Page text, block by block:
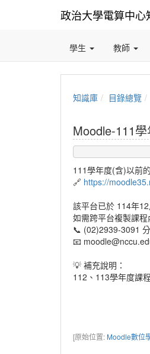
政治大學電算中心
學生 教師
知識庫 目錄總覽
Moodle-111
111學年度(含)以前
🔗 https://
該平台已於 114年
如需跨平台複製課
📞 (02)2939-3091
📧
💡 補充說明：
112、113學年度課
[原始位置: Moodle數位